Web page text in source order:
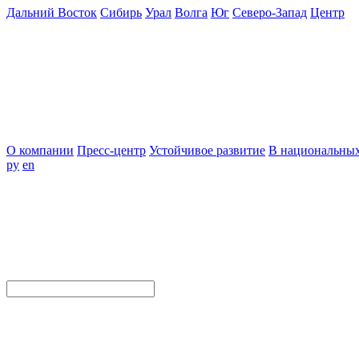
Дальний Восток Сибирь Урал Волга Юг Северо-Запад Центр
О компании Пресс-центр Устойчивое развитие В
ру en